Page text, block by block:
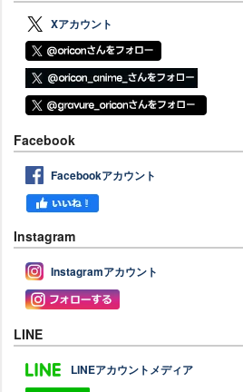
Xアカウント
Facebook
Facebookアカウント
Instagram
Instagramアカウント
LINE
LINEアカウントメディア